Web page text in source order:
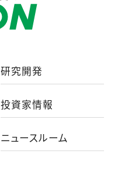
研究開発
投資家情報
ニュースルーム